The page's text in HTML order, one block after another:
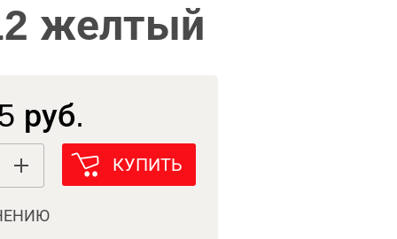
желтый
руб.
КУПИТЬ